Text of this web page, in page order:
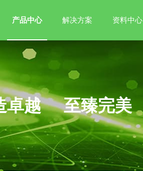
产品中心 解决方案 资料中心
卓越 至臻完美